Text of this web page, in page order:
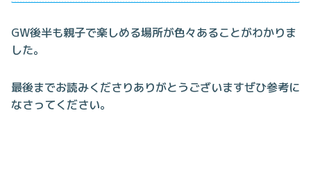
GW後半も親子で楽しめる場所が色々あることがわかりま
した。
最後までお読みくださりありがとうございますぜひ参考に
なさってください。